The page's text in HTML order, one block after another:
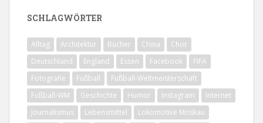
SCHLAGWÖRTER
Alltag Architektur Bücher China
Chor
Deutschland
England Essen Facebook
FIFA
Fotografie
Fußball
Fußball-Weltmeisterschaft
Fußball-WM
Geschichte Humor Instagram
Internet
Journalismus
Lebensmittel
Lokomotive Moskau